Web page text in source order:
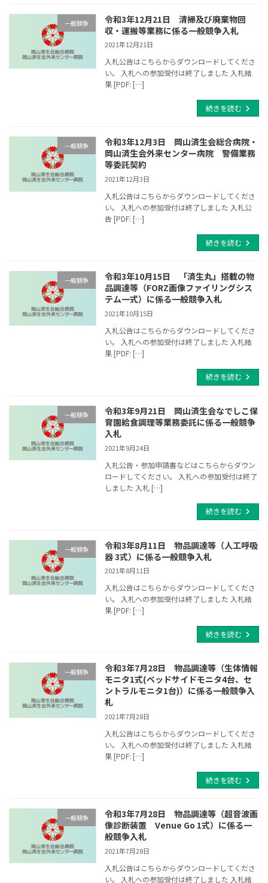
一般競争
令和3年12月21日 清掃及び廃棄物回
収・運搬等業務に係る一般競争入札
2021年12月21日
入札公告はこちらからダウンロードしてくださ
い。 入札への参加受付は終了しました 入札結
果 [PDF: […]
続きを読む
一般競争
令和3年12月3日 岡山済生会総合病院・
岡山済生会外来センター病院 警備業務
等委託契約
2021年12月3日
入札公告はこちらからダウンロードしてくださ
い。 入札への参加受付は終了しました 入札公
告 [PDF: […]
続きを読む
一般競争
令和3年10月15日 「済生丸」搭載の物
品調達等（FORZ画像ファイリングシス
テム一式）に係る一般競争入札
2021年10月15日
入札公告はこちらからダウンロードしてくださ
い。 入札への参加受付は終了しました 入札結
果 [PDF: […]
続きを読む
一般競争
令和3年9月21日 岡山済生会なでしこ保
育園給食調理等業務委託に係る一般競争
入札
2021年9月24日
入札公告・参加申請書などはこちらからダウン
ロードしてください。 入札への参加受付は終了
しました 入札 […]
続きを読む
一般競争
令和3年8月11日 物品調達等（人工呼吸
器 3式）に係る一般競争入札
2021年8月11日
入札公告はこちらからダウンロードしてくださ
い。 入札への参加受付は終了しました 入札結
果 [PDF: […]
続きを読む
一般競争
令和3年7月28日 物品調達等（生体情報
モニタ1式(ベッドサイドモニタ4台、セ
ントラルモニタ1台)）に係る一般競争入
札
2021年7月28日
入札公告はこちらからダウンロードしてくださ
い。 入札への参加受付は終了しました 入札結
果 [PDF: […]
続きを読む
一般競争
令和3年7月28日 物品調達等（超音波画
像診断装置 Venue Go 1式）に係る一
般競争入札
2021年7月28日
入札公告はこちらからダウンロードしてくださ
い。 入札への参加受付は終了しました 入札結